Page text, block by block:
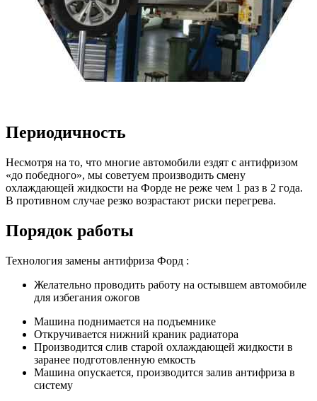
Периодичность
Несмотря на то, что многие автомобили ездят с антифризом
«до победного», мы советуем производить смену
охлаждающей жидкости на Форде не реже чем 1 раз в 2 года.
В противном случае резко возрастают риски перегрева.
Порядок работы
Технология замены антифриза Форд :
Желательно проводить работу на остывшем автомобиле
для избегания ожогов
Машина поднимается на подъемнике
Откручивается нижний краник радиатора
Производится слив старой охлаждающей жидкости в
заранее подготовленную емкость
Машина опускается, производится залив антифриза в
систему